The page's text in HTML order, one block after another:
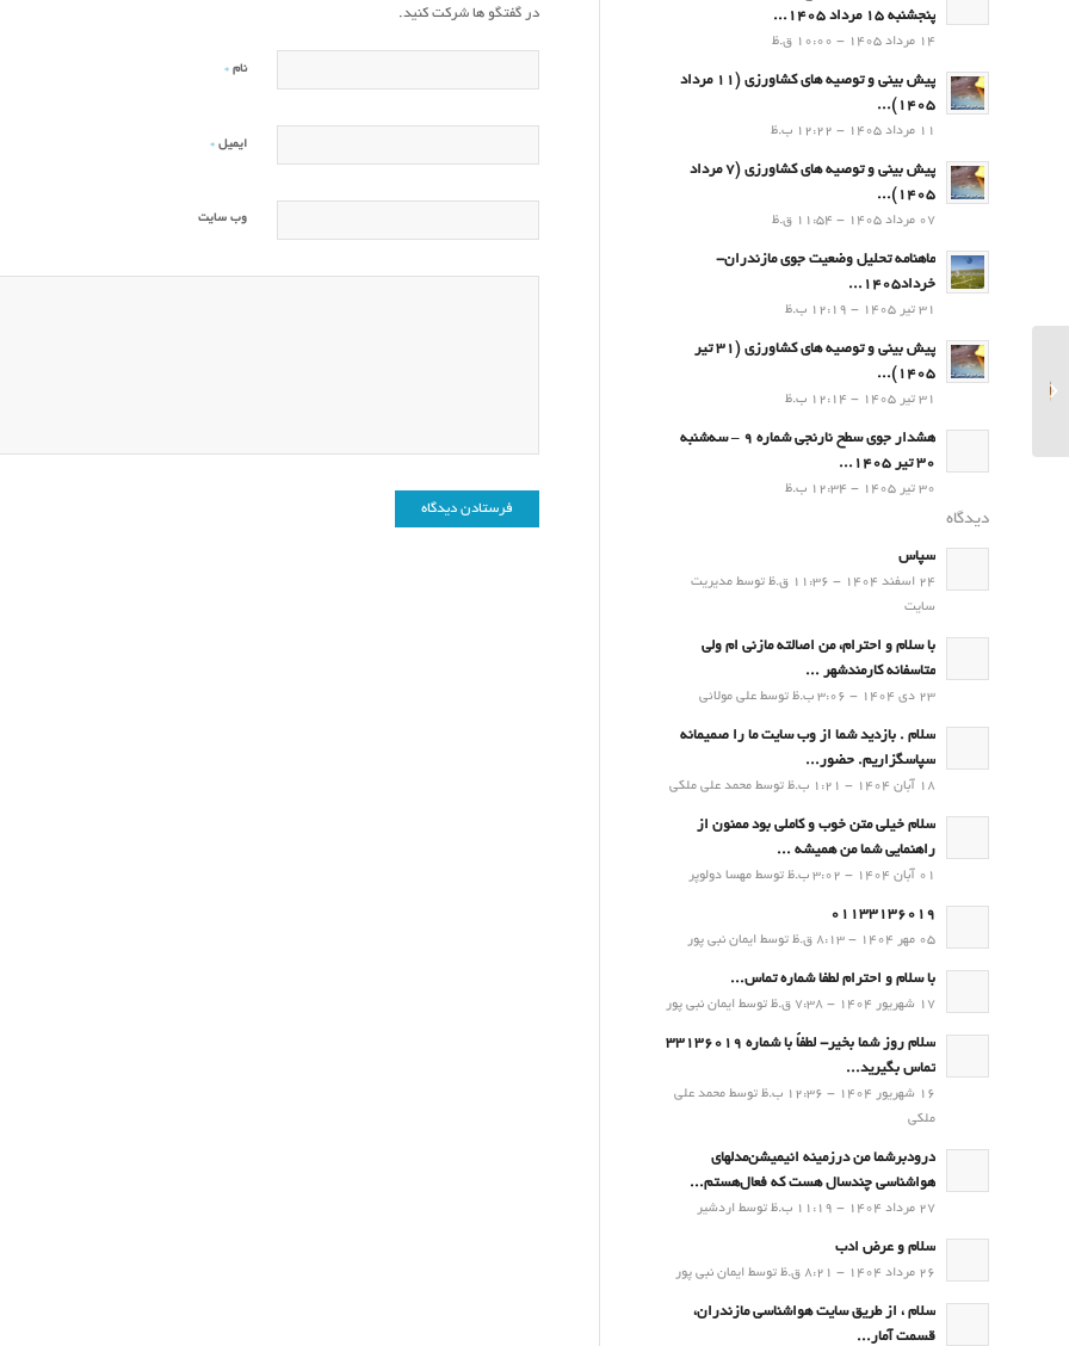
در گفتگو ها شرکت کنید.
نام *
ایمیل *
وب‌ سایت
پنجشنبه 15 مرداد 1405...
14 مرداد 1405 - 10:00 ق.ظ
پیش بینی و توصیه های کشاورزی (11 مرداد
۱۴۰۵)...
11 مرداد 1405 - 12:22 ب.ظ
پیش بینی و توصیه های کشاورزی (7 مرداد
۱۴۰۵)...
07 مرداد 1405 - 11:54 ق.ظ
ماهنامه تحلیل وضعیت جوی مازندران-
خرداد1405...
31 تیر 1405 - 12:19 ب.ظ
پیش بینی و توصیه های کشاورزی (31 تیر
۱۴۰۵)...
31 تیر 1405 - 12:14 ب.ظ
هشدار جوی سطح نارنجی شماره 9 – سه‌شنبه
30 تیر 1405...
30 تیر 1405 - 12:34 ب.ظ
دیدگاه
سپاس
24 اسفند 1404 - 11:36 ق.ظ توسط مدیریت
سایت
با سلام و احترام، من اصالته مازنی ام ولی
متاسفانه کارمندشهر ...
23 دی 1404 - 3:06 ب.ظ توسط علی مولائی
سلام . بازدید شما از وب سایت ما را صمیمانه
سپاسگزاریم. حضور...
18 آبان 1404 - 1:21 ب.ظ توسط محمد علی ملکی
سلام خیلی متن خوب و کاملی بود ممنون از
راهنمایی شما من همیشه ...
01 آبان 1404 - 3:02 ب.ظ توسط مهسا دولوپر
01133136019
05 مهر 1404 - 8:13 ق.ظ توسط ایمان نبی پور
با سلام و احترام لطفا شماره تماس...
17 شهریور 1404 - 7:38 ق.ظ توسط ایمان نبی پور
سلام روز شما بخیر- لطفاً با شماره 33136019
تماس بگیرید...
16 شهریور 1404 - 12:36 ب.ظ توسط محمد علی
ملکی
درودبرشما من درزمینه انیمیشن‌مدلهای
هواشناسی چندسال هست که فعال‌هستم...
27 مرداد 1404 - 11:19 ب.ظ توسط اردشیر
سلام و عرض ادب
26 مرداد 1404 - 8:21 ق.ظ توسط ایمان نبی پور
سلام ، از طریق سایت هواشناسی مازندران،
قسمت آمار...
پیش بینی و توصیه های
کشاورزی (16مهر۱۴۰۲)